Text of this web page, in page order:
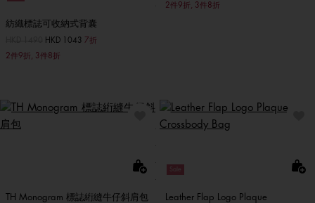
紡織標誌可收納式背囊
至HKD 1043 7折
2件9折, 3件8折
2件9折, 3件8折
TH Monogram 標誌絎縫牛仔斜肩包
Sale
Leather Flap Logo Plaque